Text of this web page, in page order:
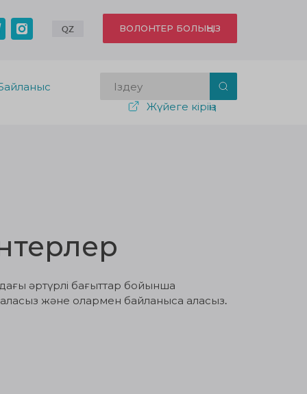
QZ ВОЛОНТЕР БОЛЫҢЫЗ
Жүйеге кіріңіз
әртүрлі бағыттар бойынша
және олармен байланыса аласыз.